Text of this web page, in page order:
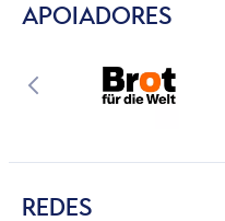
APOIADORES
REDES